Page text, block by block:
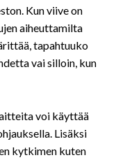
Kun viive on
aiheuttamilta
tapahtuuko
vai silloin, kun
voi käyttää
Lisäksi
kytkimen kuten